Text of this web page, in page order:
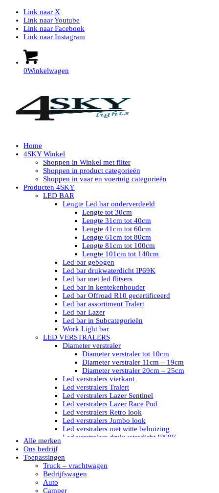
Link naar X
Link naar Youtube
Link naar Facebook
Link naar Instagram
0Winkelwagen
Home
4SKY Winkel
Shoppen in Winkel met filter
Shoppen in product categorieën
Shoppen in vaar en voertuig categorieën
Producten 4SKY
LED BAR
Lengte Led bar onderverdeeld
Lengte tot 30cm
Lengte 31cm tot 40cm
Lengte 41cm tot 60cm
Lengte 61cm tot 80cm
Lengte 81cm tot 100cm
Lengte 101cm tot 140cm
Led bar gebogen
Led bar drukwaterdicht IP69K
Led bar met led flitsers
Led bar in kentekenhouder
Led bar Offroad R10 gecertificeerd
Led bar assortiment Tralert
Led bar Lazer
Led bar in Subcategorieën
Work Light bar
LED VERSTRALERS
Diameter verstraler
Diameter verstraler tot 10cm
Diameter verstraler 11cm – 19cm
Diameter verstraler 20cm – 25cm
Led verstralers vierkant
Led verstralers Tralert
Led verstralers Lazer Sentinel
Led verstralers Lazer Race Pod
Led verstralers Retro look
Led verstralers Jumbo look
Led verstralers met witte behuizing
Led verstralers drukwaterdicht IP69K
LED WERKLAMPEN
Model werklamp
Led werklamp vierkant
Alle merken
Ons bedrijf
Toepassingen
Truck – vrachtwagen
Bedrijfswagen
Auto
Camper